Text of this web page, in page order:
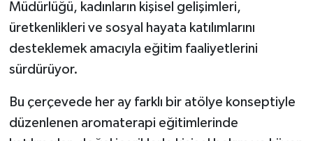
Müdürlüğü, kadınların kişisel gelişimleri,
üretkenlikleri ve sosyal hayata katılımlarını
desteklemek amacıyla eğitim faaliyetlerini
sürdürüyor.
Bu çerçevede her ay farklı bir atölye konseptiyle
düzenlenen aromaterapi eğitimlerinde